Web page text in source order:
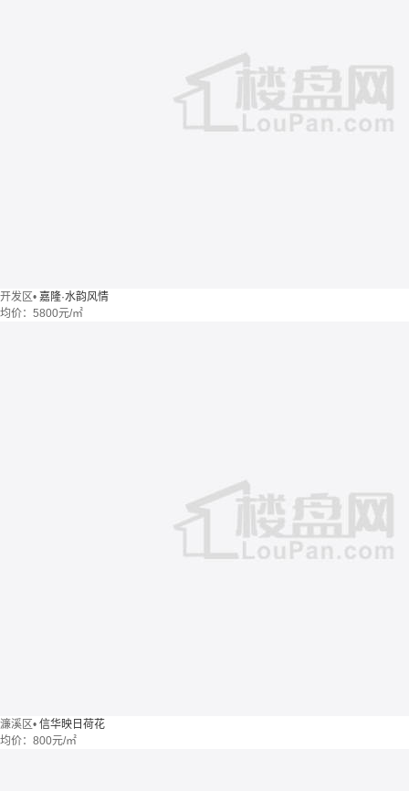
开发区• 嘉隆·水韵风情
均价： 5800元/㎡
濂溪区• 信华映日荷花
均价： 800元/㎡